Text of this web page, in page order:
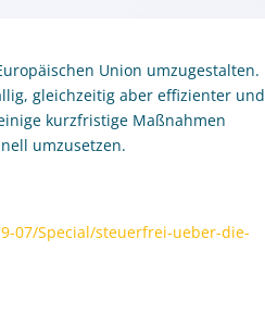
Union umzugestalten.
gleichzeitig aber effizienter und
kurzfristige Maßnahmen
umzusetzen.
07/Special/steuerfrei-ueber-die-